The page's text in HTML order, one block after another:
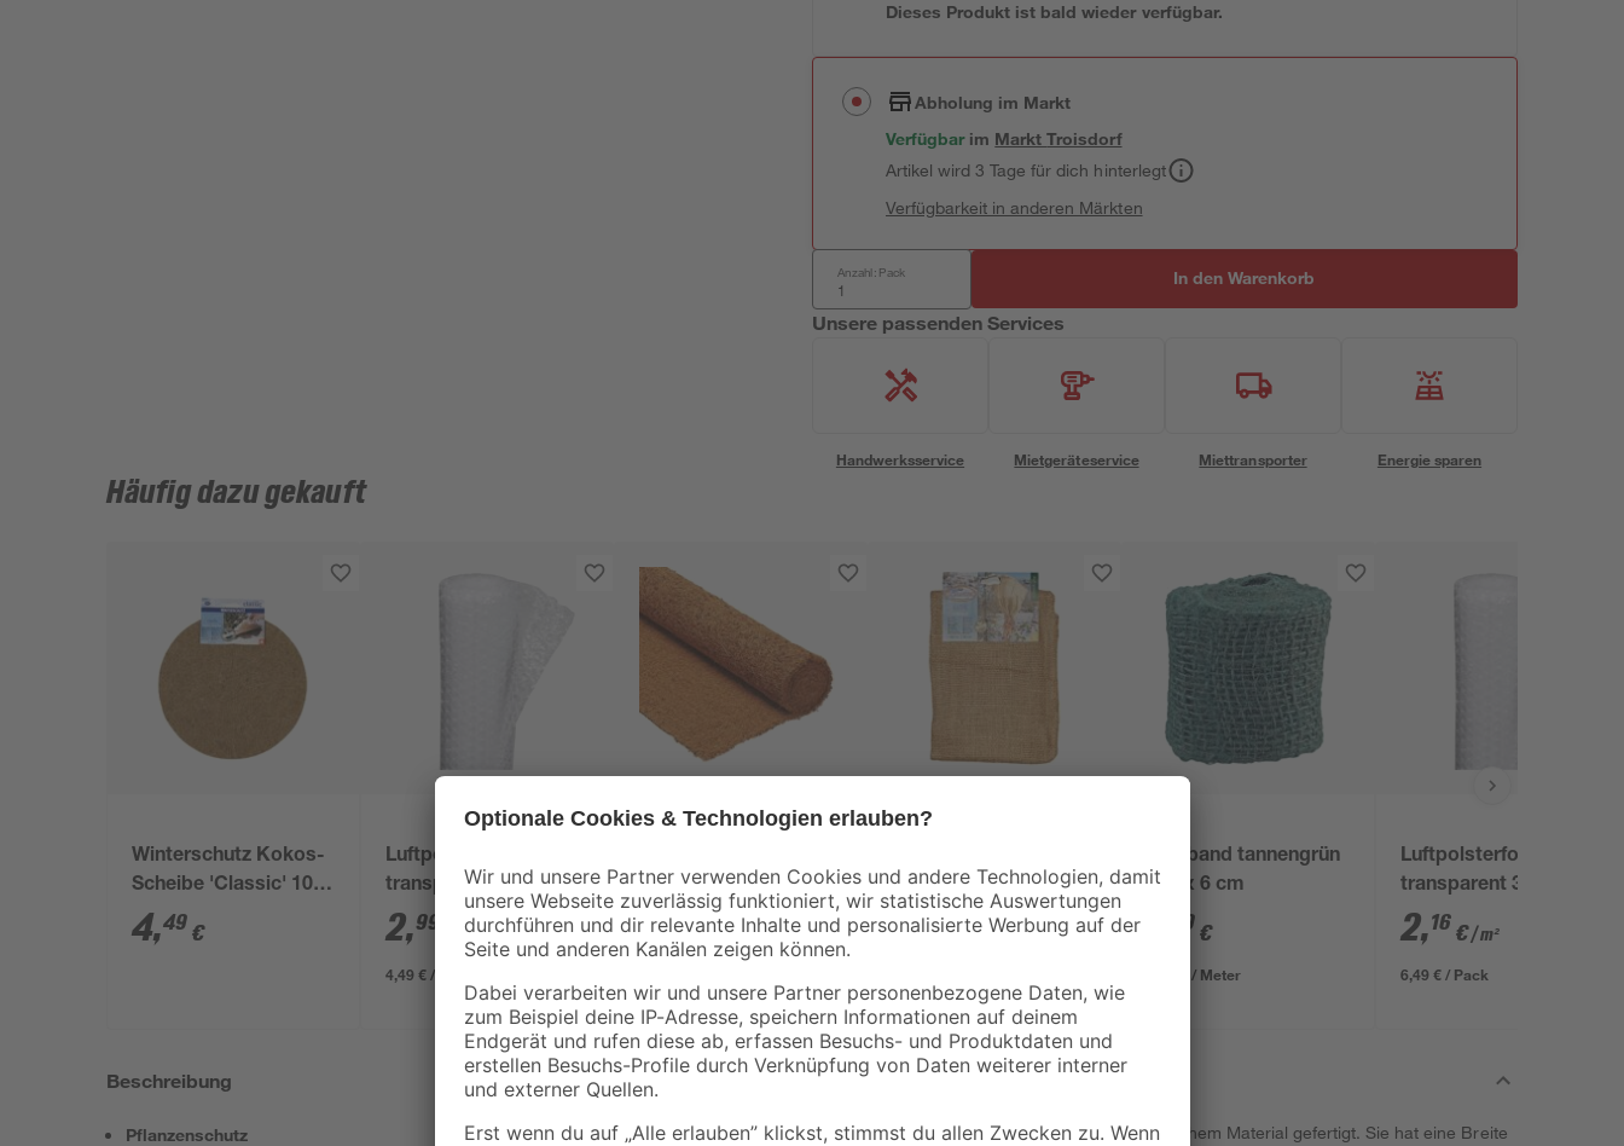
Dieses Produkt ist bald wieder verfügbar.
Abholung im Markt
Verfügbar im MarktTroisdorf
Artikel wird 3 Tage für dich hinterlegt
Verfügbarkeit in anderen Märkten
Anzahl: Pack In den Warenkorb
Unsere passenden Services
Handwerksservice Mietgeräteservice Miettransporter Energie sparen
Häufig dazu gekauft
Winterschutz Kokos-
Scheibe 'Classic' 100
% Cocos Ø 37 cm
4,49 €
Luftpolsterfolie
transparent 300 x 50
cm, kleine Noppen
2,99
/ m²
4,49 € / Pack
Videx
Cocos 0,5 x 1,5 m
15,99€/ m²
Videx
natur 80 x 60 cm
3,99€
Juteband tannengrün
300 x 6 cm
69 €
0,56 € / Meter
Luftpolsterfolie
transparent 300 x 100
cm, kleine Noppen
2,16 €/ m²
6,49 € / Pack
Beschreibung
Pflanzenschutz
Die Winterschutzmatte von Videx ist aus natürlichem Material gefertigt. Sie hat eine Breite